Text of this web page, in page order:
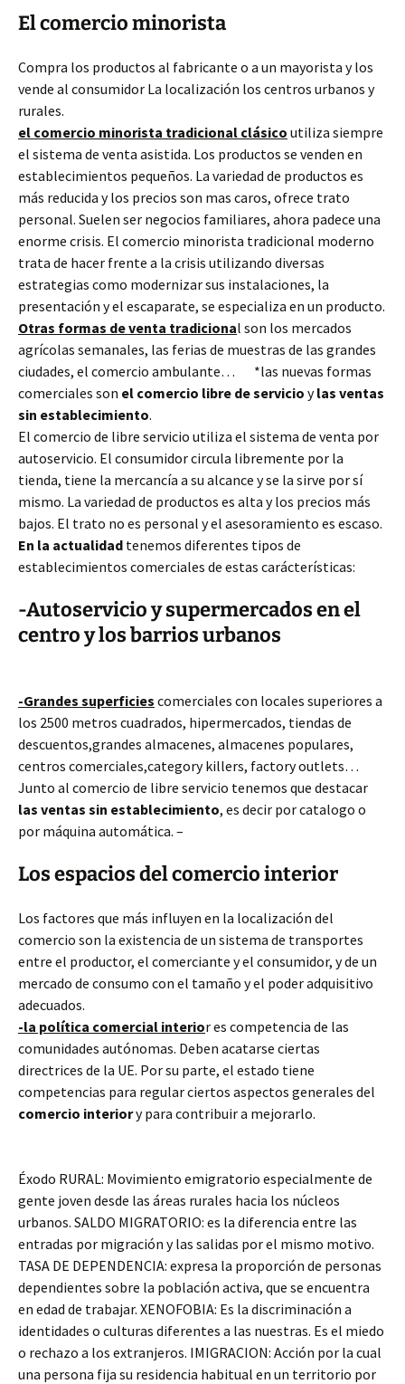
El comercio minorista
Compra los productos al fabricante o a un mayorista y los
vende al consumidor La localización los centros urbanos y
rurales.
el comercio minorista tradicional clásico utiliza siempre
el sistema de venta asistida. Los productos se venden en
establecimientos pequeños. La variedad de productos es
más reducida y los precios son mas caros, ofrece trato
personal. Suelen ser negocios familiares, ahora padece una
enorme crisis. El comercio minorista tradicional moderno
trata de hacer frente a la crisis utilizando diversas
estrategias como modernizar sus instalaciones, la
presentación y el escaparate, se especializa en un producto.
Otras formas de venta tradicional son los mercados
agrícolas semanales, las ferias de muestras de las grandes
ciudades, el comercio ambulante… *las nuevas formas
comerciales son el comercio libre de servicio ylas ventas
sin establecimiento.
El comercio de libre servicio utiliza el sistema de venta por
autoservicio. El consumidor circula libremente por la
tienda, tiene la mercancía a su alcance y se la sirve por sí
mismo. La variedad de productos es alta y los precios más
bajos. El trato no es personal y el asesoramiento es escaso.
En la actualidad tenemos diferentes tipos de
establecimientos comerciales de estas carácterísticas:
-Autoservicio y supermercados en el
centro y los barrios urbanos
-Grandes superficies comerciales con locales superiores a
los 2500 metros cuadrados, hipermercados, tiendas de
descuentos,grandes almacenes, almacenes populares,
centros comerciales,category killers, factory outlets…
Junto al comercio de libre servicio tenemos que destacar
las ventas sin establecimiento, es decir por catalogo o
por máquina automática. –
Los espacios del comercio interior
Los factores que más influyen en la localización del
comercio son la existencia de un sistema de transportes
entre el productor, el comerciante y el consumidor, y de un
mercado de consumo con el tamaño y el poder adquisitivo
adecuados.
-la política comercial interior es competencia de las
comunidades autónomas. Deben acatarse ciertas
directrices de la UE. Por su parte, el estado tiene
competencias para regular ciertos aspectos generales del
comercio interiory para contribuir a mejorarlo.
Éxodo RURAL: Movimiento emigratorio especialmente de
gente joven desde las áreas rurales hacia los núcleos
urbanos. SALDO MIGRATORIO: es la diferencia entre las
entradas por migración y las salidas por el mismo motivo.
TASA DE DEPENDENCIA: expresa la proporción de personas
dependientes sobre la población activa, que se encuentra
en edad de trabajar. XENOFOBIA: Es la discriminación a
identidades o culturas diferentes a las nuestras. Es el miedo
o rechazo a los extranjeros. IMIGRACION: Acción por la cual
una persona fija su residencia habitual en un territorio por